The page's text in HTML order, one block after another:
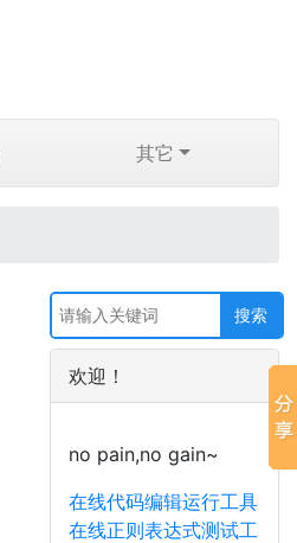
其它
欢迎！
no pain,no gain~
在线代码编辑运行工具
在线正则表达式测试工